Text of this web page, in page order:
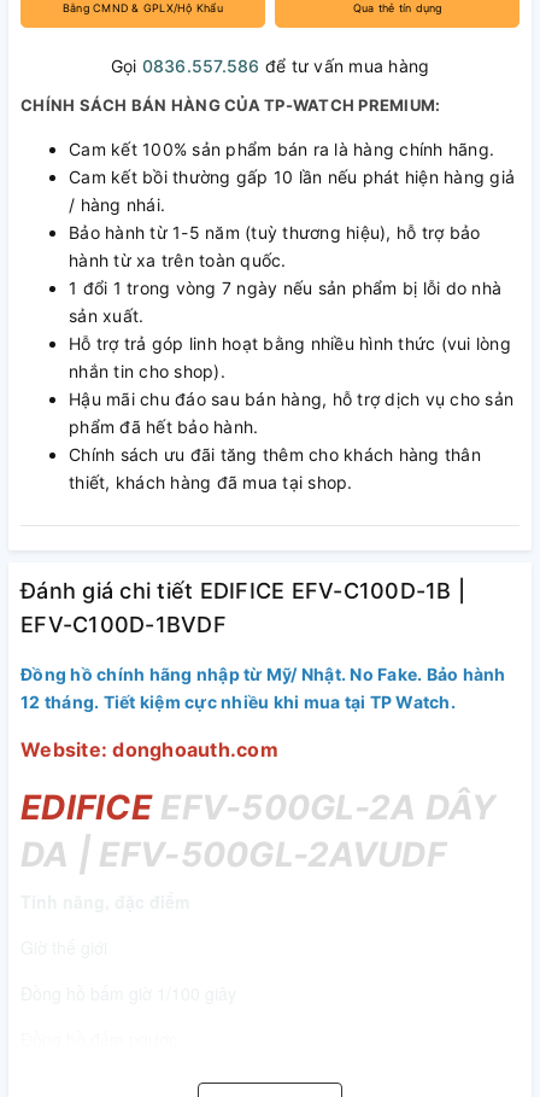
Bằng CMND & GPLX/Hộ Khẩu Qua thẻ tín dụng
Gọi 0836.557.586 để tư vấn mua hàng
CHÍNH SÁCH BÁN HÀNG CỦA TP-WATCH PREMIUM:
Cam kết 100% sản phẩm bán ra là hàng chính hãng.
Cam kết bồi thường gấp 10 lần nếu phát hiện hàng giả
/ hàng nhái.
Bảo hành từ 1-5 năm (tuỳ thương hiệu), hỗ trợ bảo
hành từ xa trên toàn quốc.
1 đổi 1 trong vòng 7 ngày nếu sản phẩm bị lỗi do nhà
sản xuất.
Hỗ trợ trả góp linh hoạt bằng nhiều hình thức (vui lòng
nhắn tin cho shop).
Hậu mãi chu đáo sau bán hàng, hỗ trợ dịch vụ cho sản
phẩm đã hết bảo hành.
Chính sách ưu đãi tăng thêm cho khách hàng thân
thiết, khách hàng đã mua tại shop.
Đánh giá chi tiết EDIFICE EFV-C100D-1B |
EFV-C100D-1BVDF
Đồng hồ chính hãng nhập từ Mỹ/ Nhật. No Fake. Bảo hành
12 tháng. Tiết kiệm cực nhiều khi mua tại TP Watch.
Website: donghoauth.com
EDIFICE EFV-500GL-2A DÂY
DA | EFV-500GL-2AVUDF